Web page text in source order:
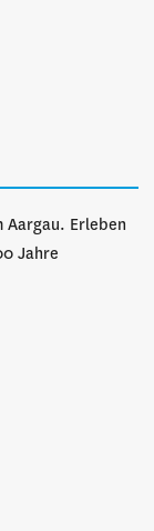
Aargau. Erleben
Jahre